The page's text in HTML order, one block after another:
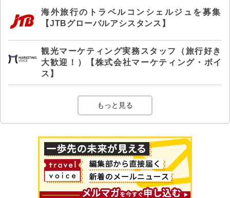
海外旅行のトラベルコンシェルジュを募集
【JTBグローバルアシスタンス】
観光マーケティング実務スタッフ（旅行好き
大歓迎！）【株式会社マーケティング・ボイ
ス】
もっと見る